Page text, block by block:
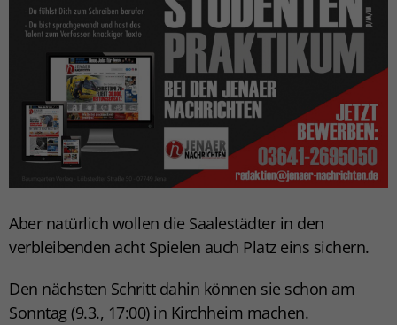
Aber natürlich wollen die Saalestädter in den
verbleibenden acht Spielen auch Platz eins sichern.
Den nächsten Schritt dahin können sie schon am
Sonntag (9.3., 17:00) in Kirchheim machen.